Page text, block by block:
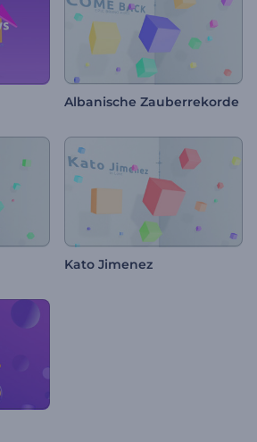
Albanische Zauberrekorde
Kato Jimenez